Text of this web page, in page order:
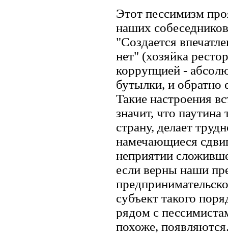
Этот пессимизм
наших
"Создается
нет" (хозяйка
коррупцией -
бутылки, и обратно
Такие настроения
значит, что
страну, делает
намечающиеся
неприятии
если верны наши
субъект такого
рядом с
похоже,